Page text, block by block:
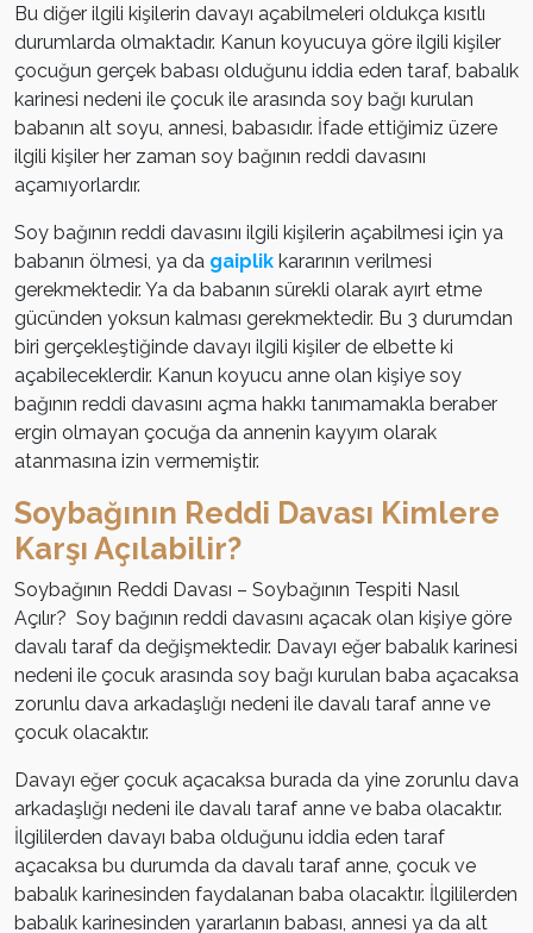
Bu diğer ilgili kişilerin davayı açabilmeleri oldukça kısıtlı
durumlarda olmaktadır. Kanun koyucuya göre ilgili kişiler
çocuğun gerçek babası olduğunu iddia eden taraf, babalık
karinesi nedeni ile çocuk ile arasında soy bağı kurulan
babanın alt soyu, annesi, babasıdır. İfade ettiğimiz üzere
ilgili kişiler her zaman soy bağının reddi davasını
açamıyorlardır.
Soy bağının reddi davasını ilgili kişilerin açabilmesi için ya
babanın ölmesi, ya da gaiplik kararının verilmesi
gerekmektedir. Ya da babanın sürekli olarak ayırt etme
gücünden yoksun kalması gerekmektedir. Bu 3 durumdan
biri gerçekleştiğinde davayı ilgili kişiler de elbette ki
açabileceklerdir. Kanun koyucu anne olan kişiye soy
bağının reddi davasını açma hakkı tanımamakla beraber
ergin olmayan çocuğa da annenin kayyım olarak
atanmasına izin vermemiştir.
Soybağının Reddi Davası Kimlere
Karşı Açılabilir?
Soybağının Reddi Davası – Soybağının Tespiti Nasıl
Açılır? Soy bağının reddi davasını açacak olan kişiye göre
davalı taraf da değişmektedir. Davayı eğer babalık karinesi
nedeni ile çocuk arasında soy bağı kurulan baba açacaksa
zorunlu dava arkadaşlığı nedeni ile davalı taraf anne ve
çocuk olacaktır.
Davayı eğer çocuk açacaksa burada da yine zorunlu dava
arkadaşlığı nedeni ile davalı taraf anne ve baba olacaktır.
İlgililerden davayı baba olduğunu iddia eden taraf
açacaksa bu durumda da davalı taraf anne, çocuk ve
babalık karinesinden faydalanan baba olacaktır. İlgililerden
babalık karinesinden yararlanın babası, annesi ya da alt